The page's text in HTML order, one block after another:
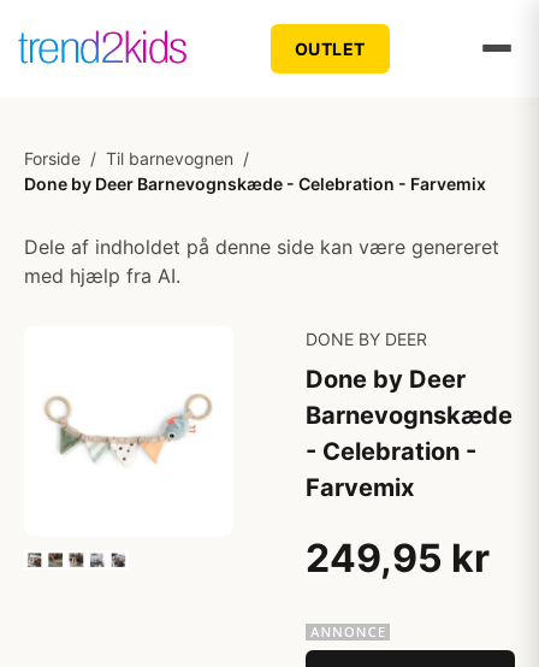
OUTLET
Forside / Til barnevognen /
Done by Deer Barnevognskæde - Celebration - Farvemix
Dele af indholdet på denne side kan være genereret
med hjælp fra AI.
DONE BY DEER
Done by Deer
Barnevognskæde
- Celebration -
Farvemix
249,95 kr